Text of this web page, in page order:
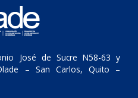
José de Sucre N58-63 y
– San Carlos, Quito –